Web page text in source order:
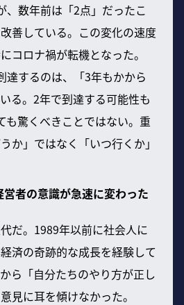
、数年前は「2点」だったこ
善している。この変化の速度
コロナ禍が転機となった。
達するのは、「3年もかから
る。2年で到達する可能性も
も驚くべきことではない。重
か」ではなく「いつ行くか」
者の意識が急速に変わった
だ。1989年以前に社会人に
済の奇跡的な成長を経験して
ら「自分たちのやり方が正し
見に耳を傾けなかった。